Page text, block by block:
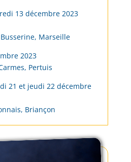
13 décembre 2023
Marseille
2023
Pertuis
21 et jeudi 22 décembre
Briançon